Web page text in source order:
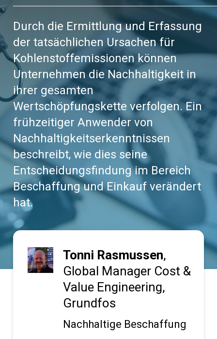
Durch die Ermittlung und Erfassung
der tatsächlichen Ursachen für
Kohlenstoffemissionen können
Unternehmen die Nachhaltigkeit in
ihrer gesamten
Wertschöpfungskette verfolgen. Ein
frühzeitiger Anwender von
Nachhaltigkeitserkenntnissen
beschreibt, wie dies seine
Entscheidungsfindung im Bereich
Beschaffung und Einkauf verändert
hat.
Tonni Rasmussen,
Global Manager Cost &
Value Engineering,
Grundfos
Nachhaltige Beschaffung